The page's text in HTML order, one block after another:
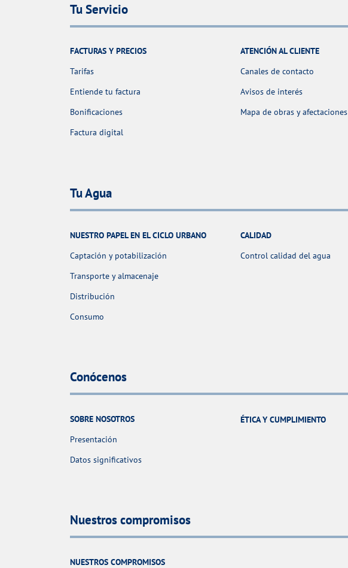
Tu Servicio
FACTURAS Y PRECIOS
Tarifas
Entiende tu factura
Bonificaciones
Factura digital
ATENCIÓN AL CLIENTE
Canales de contacto
Avisos de interés
Mapa de obras y afectaciones
Tu Agua
NUESTRO PAPEL EN EL CICLO URBANO
Captación y potabilización
Transporte y almacenaje
Distribución
Consumo
CALIDAD
Control calidad del agua
Conócenos
SOBRE NOSOTROS
Presentación
Datos significativos
ÉTICA Y CUMPLIMIENTO
Nuestros compromisos
NUESTROS COMPROMISOS